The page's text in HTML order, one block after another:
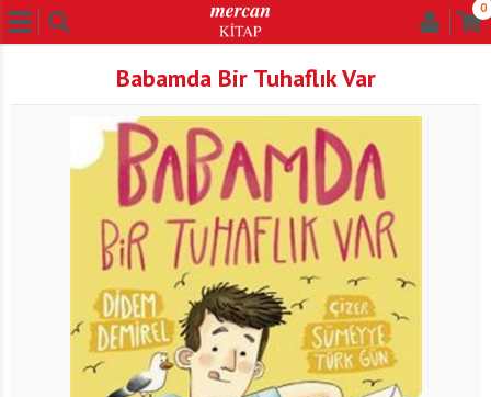
0
Babamda Bir Tuhaflık Var